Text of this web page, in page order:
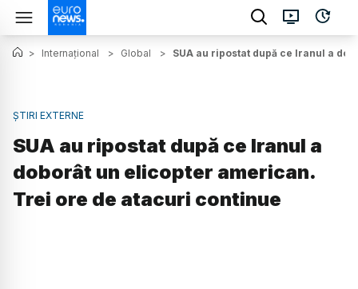
> Internațional > Global > SUA au ripostat după ce Iranul a
ȘTIRI EXTERNE
SUA au ripostat după ce Iranul a
doborât un elicopter american.
Trei ore de atacuri continue